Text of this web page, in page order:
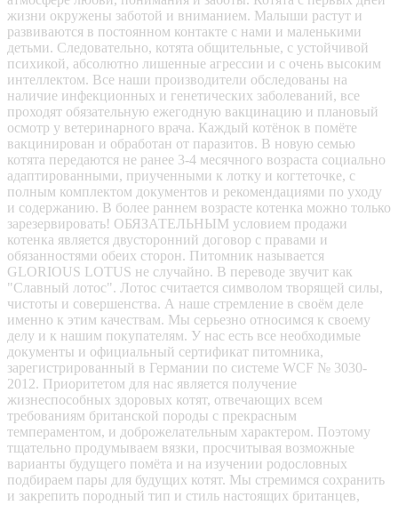
жизни окружены заботой и вниманием. Малыши растут и
развиваются в постоянном контакте с нами и маленькими
детьми. Следовательно, котята общительные, с устойчивой
психикой, абсолютно лишенные агрессии и с очень высоким
интеллектом. Все наши производители обследованы на
наличие инфекционных и генетических заболеваний, все
проходят обязательную ежегодную вакцинацию и плановый
осмотр у ветеринарного врача. Каждый котёнок в помёте
вакцинирован и обработан от паразитов. В новую семью
котята передаются не ранее 3-4 месячного возраста социально
адаптированными, приученными к лотку и когтеточке, с
полным комплектом документов и рекомендациями по уходу
и содержанию. В более раннем возрасте котенка можно только
зарезервировать! ОБЯЗАТЕЛЬНЫМ условием продажи
котенка является двусторонний договор с правами и
обязанностями обеих сторон. Питомник называется
GLORIOUS LOTUS не случайно. В переводе звучит как
"Славный лотос". Лотос считается символом творящей силы,
чистоты и совершенства. А наше стремление в своём деле
именно к этим качествам. Мы серьезно относимся к своему
делу и к нашим покупателям. У нас есть все необходимые
документы и официальный сертификат питомника,
зарегистрированный в Германии по системе WCF № 3030-
2012. Приоритетом для нас является получение
жизнеспособных здоровых котят, отвечающих всем
требованиям британской породы с прекрасным
темпераментом, и доброжелательным характером. Поэтому
тщательно продумываем вязки, просчитывая возможные
варианты будущего помёта и на изучении родословных
подбираем пары для будущих котят. Мы стремимся сохранить
и закрепить породный тип и стиль настоящих британцев,